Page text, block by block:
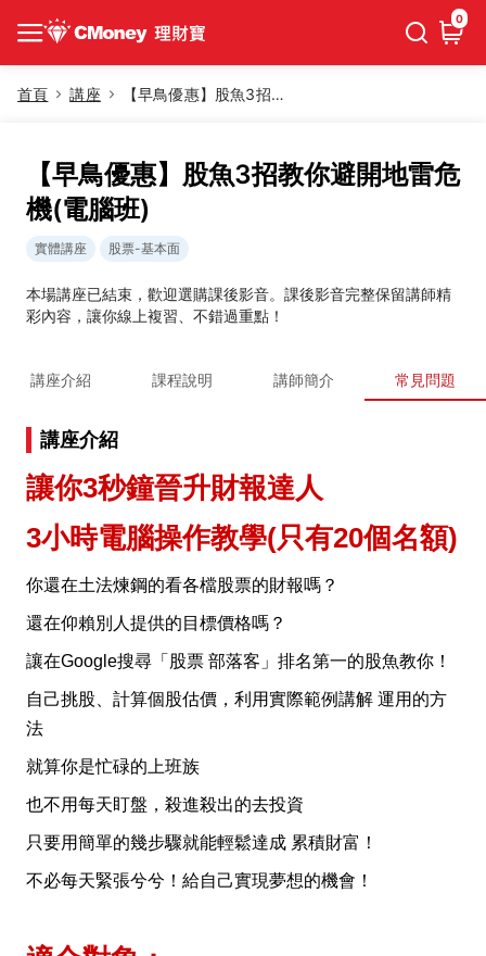
0
首頁 講座 【早鳥優惠】股魚3招教你避開地雷危機(電腦班)
【早鳥優惠】股魚3招教你避開地雷危
機(電腦班)
實體講座 股票-基本面
本場講座已結束，歡迎選購課後影音。課後影音完整保留講師精
彩內容，讓你線上複習、不錯過重點！
講座介紹 課程說明 講師簡介 常見問題
講座介紹
讓你3秒鐘晉升財報達人
3小時電腦操作教學(只有20個名額)
你還在土法煉鋼的看各檔股票的財報嗎？
還在仰賴別人提供的目標價格嗎？
讓在Google搜尋「股票 部落客」排名第一的股魚教你！
自己挑股、計算個股估價，利用實際範例講解 運用的方
法
就算你是忙碌的上班族
也不用每天盯盤，殺進殺出的去投資
只要用簡單的幾步驟就能輕鬆達成 累積財富！
不必每天緊張兮兮！給自己實現夢想的機會！